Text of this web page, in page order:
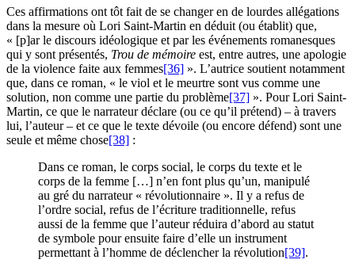
Ces affirmations ont tôt fait de se changer en de lourdes allégations
dans la mesure où Lori Saint-Martin en déduit (ou établit) que,
« [p]ar le discours idéologique et par les événements romanesques
qui y sont présentés, Trou de mémoire est, entre autres, une apologie
de la violence faite aux femmes[36] ». L’autrice soutient notamment
que, dans ce roman, « le viol et le meurtre sont vus comme une
solution, non comme une partie du problème[37] ». Pour Lori Saint-
Martin, ce que le narrateur déclare (ou ce qu’il prétend) – à travers
lui, l’auteur – et ce que le texte dévoile (ou encore défend) sont une
seule et même chose[38] :
Dans ce roman, le corps social, le corps du texte et le
corps de la femme […] n’en font plus qu’un, manipulé
au gré du narrateur « révolutionnaire ». Il y a refus de
l’ordre social, refus de l’écriture traditionnelle, refus
aussi de la femme que l’auteur réduira d’abord au statut
de symbole pour ensuite faire d’elle un instrument
permettant à l’homme de déclencher la révolution[39].